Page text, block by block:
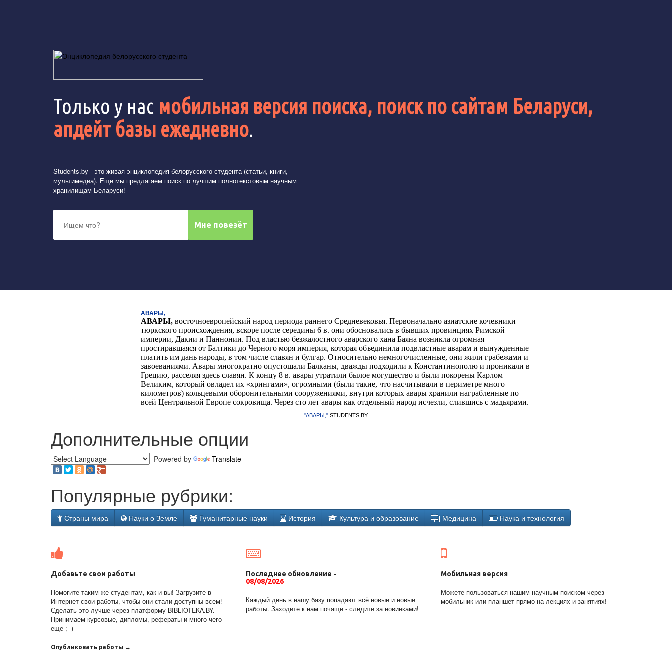
Только у нас мобильная версия поиска, поиск по сайтам Беларуси,
апдейт базы ежедневно.
Students.by - это живая энциклопедия белорусского студента (статьи, книги,
мультимедиа). Еще мы предлагаем поиск по лучшим полнотекстовым научным
хранилищам Беларуси!
АВАРЫ,
АВАРЫ, восточноевропейский народ периода раннего Средневековья. Первоначально азиатские кочевники
тюркского происхождения, вскоре после середины 6 в. они обосновались в бывших провинциях Римской
империи, Дакии и Паннонии. Под властью безжалостного аварского хана Баяна возникла огромная
простиравшаяся от Балтики до Черного моря империя, которая объединила подвластные аварам и вынужденные
платить им дань народы, в том числе славян и булгар. Относительно немногочисленные, они жили грабежами и
завоеваниями. Авары многократно опустошали Балканы, дважды подходили к Константинополю и проникали в
Грецию, расселяя здесь славян. К концу 8 в. авары утратили былое могущество и были покорены Карлом
Великим, который овладел их «хрингами», огромными (были такие, что насчитывали в периметре много
километров) кольцевыми оборонительными сооружениями, внутри которых авары хранили награбленные по
всей Центральной Европе сокровища. Через сто лет авары как отдельный народ исчезли, слившись с мадьярами.
"АВАРЫ," STUDENTS.BY
Дополнительные опции
Powered by Translate
Популярные рубрики:
Страны мира Науки о Земле Гуманитарные науки История Культура и образование Медицина Наука и технология
Добавьте свои работы
Помогите таким же студентам, как и вы! Загрузите в
Интернет свои работы, чтобы они стали доступны всем!
Сделать это лучше через платформу BIBLIOTEKA.BY.
Принимаем курсовые, дипломы, рефераты и много чего
еще ;- )
Опубликовать работы →
Последнее обновление -
08/08/2026
Каждый день в нашу базу попадают всё новые и новые
работы. Заходите к нам почаще - следите за новинками!
Мобильная версия
Можете пользоваться нашим научным поиском через
мобильник или планшет прямо на лекциях и занятиях!